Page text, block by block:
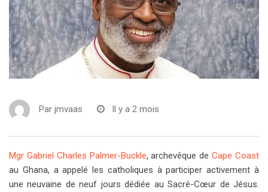
Par jmvaas Il y a 2 mois
Mgr Gabriel Charles Palmer-Buckle, archevêque deCape Coast
au Ghana, a appelé les catholiques à participer activement à
une neuvaine de neuf jours dédiée au Sacré-Cœur de Jésus.